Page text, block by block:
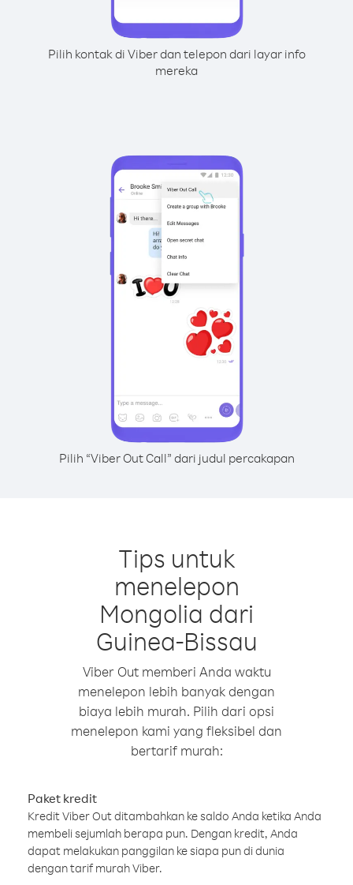
Pilih kontak di Viber dan telepon dari layar info
mereka
Pilih “Viber Out Call” dari judul percakapan
Tips untuk
menelepon
Mongolia dari
Guinea-Bissau
Viber Out memberi Anda waktu
menelepon lebih banyak dengan
biaya lebih murah. Pilih dari opsi
menelepon kami yang fleksibel dan
bertarif murah:
Paket kredit
Kredit Viber Out ditambahkan ke saldo Anda ketika Anda
membeli sejumlah berapa pun. Dengan kredit, Anda
dapat melakukan panggilan ke siapa pun di dunia
dengan tarif murah Viber.